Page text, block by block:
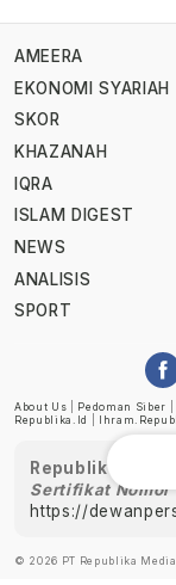
AMEERA
EKONOMI SYARIAH
SKOR
KHAZANAH
IQRA
ISLAM DIGEST
NEWS
ANALISIS
SPORT
About Us Pedoman Siber
Republika.id
Republika
Sertifikat
https://
© 2026 PT Republika